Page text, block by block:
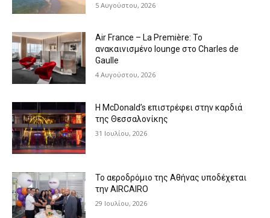
5 Αυγούστου, 2026
Air France – La Première: Το
ανακαινισμένο lounge στο Charles de
Gaulle
4 Αυγούστου, 2026
Η McDonald’s επιστρέφει στην καρδιά
της Θεσσαλονίκης
31 Ιουλίου, 2026
Το αεροδρόμιο της Αθήνας υποδέχεται
την AIRCAIRO
29 Ιουλίου, 2026